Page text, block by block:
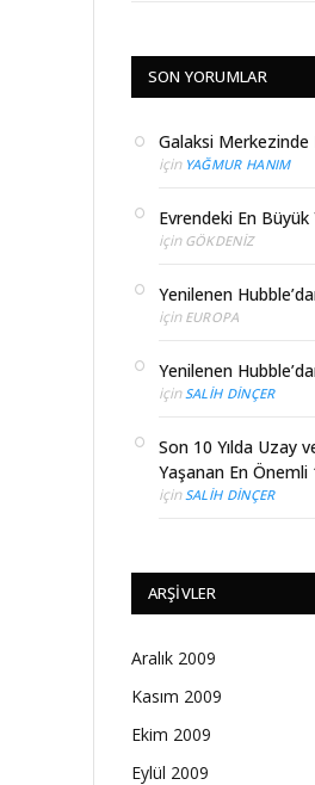
SON YORUMLAR
Galaksi
için YAĞMUR HANIM
Evrendeki En Büyük
için GÖKDENIZ
Yenilenen
için EUROPA
Yenilenen
içinSALIH DINÇER
Son 10 Yılda Uzay
Yaşanan En Önemli
içinSALIH DINÇER
ARŞIVLER
Aralık 2009
Kasım 2009
Ekim 2009
Eylül 2009